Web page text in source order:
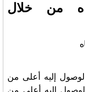
من خلال
إليه أعلى من
إليه أعلى من